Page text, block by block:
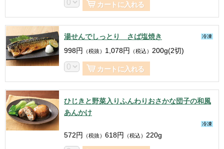
カートに入れる
湯せんでしっとり さば塩焼き 冷凍
998円 （税抜） 1,078円 （税込） 200g(2切)
カートに入れる
ひじきと野菜入りふんわりおさかな団子の和風
あんかけ
冷凍
572円 （税抜） 618円 （税込） 220g